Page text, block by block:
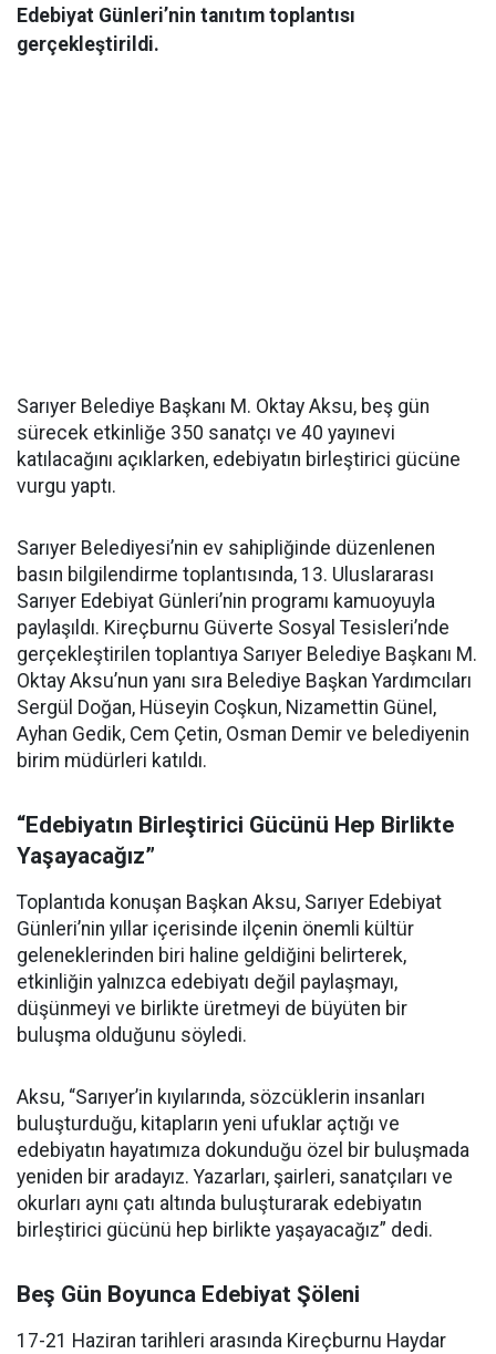
Edebiyat Günleri’nin tanıtım toplantısı
gerçekleştirildi.
Sarıyer Belediye Başkanı M. Oktay Aksu, beş gün
sürecek etkinliğe 350 sanatçı ve 40 yayınevi
katılacağını açıklarken, edebiyatın birleştirici gücüne
vurgu yaptı.
Sarıyer Belediyesi’nin ev sahipliğinde düzenlenen
basın bilgilendirme toplantısında, 13. Uluslararası
Sarıyer Edebiyat Günleri’nin programı kamuoyuyla
paylaşıldı. Kireçburnu Güverte Sosyal Tesisleri’nde
gerçekleştirilen toplantıya Sarıyer Belediye Başkanı M.
Oktay Aksu’nun yanı sıra Belediye Başkan Yardımcıları
Sergül Doğan, Hüseyin Coşkun, Nizamettin Günel,
Ayhan Gedik, Cem Çetin, Osman Demir ve belediyenin
birim müdürleri katıldı.
“Edebiyatın Birleştirici Gücünü Hep Birlikte
Yaşayacağız”
Toplantıda konuşan Başkan Aksu, Sarıyer Edebiyat
Günleri’nin yıllar içerisinde ilçenin önemli kültür
geleneklerinden biri haline geldiğini belirterek,
etkinliğin yalnızca edebiyatı değil paylaşmayı,
düşünmeyi ve birlikte üretmeyi de büyüten bir
buluşma olduğunu söyledi.
Aksu, “Sarıyer’in kıyılarında, sözcüklerin insanları
buluşturduğu, kitapların yeni ufuklar açtığı ve
edebiyatın hayatımıza dokunduğu özel bir buluşmada
yeniden bir aradayız. Yazarları, şairleri, sanatçıları ve
okurları aynı çatı altında buluşturarak edebiyatın
birleştirici gücünü hep birlikte yaşayacağız” dedi.
Beş Gün Boyunca Edebiyat Şöleni
17-21 Haziran tarihleri arasında Kireçburnu Haydar